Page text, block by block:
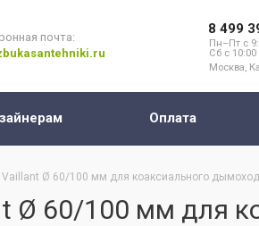
почта:
8 499
Пн–Пт с
Сб с 10:00
Москва,
Оплата
Vaillant Ø 60/100 мм для коаксиального
Ø 60/100 мм для